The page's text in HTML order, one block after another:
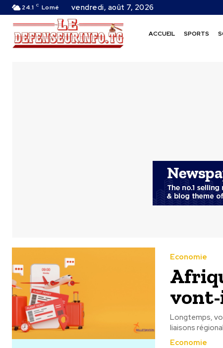
24.1 C Lomé vendredi, août 7, 2026
ACCUEIL SPORTS
Economie
Longtemps,
liaisons
Economie